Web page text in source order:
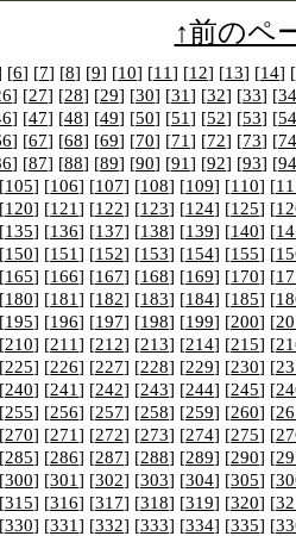
↑前のペ
[6] [7] [8] [9] [10] [11] [12] [13] [14] [
] [27] [28] [29] [30] [31] [32] [33] [34
] [47] [48] [49] [50] [51] [52] [53] [54
] [67] [68] [69] [70] [71] [72] [73] [74
] [87] [88] [89] [90] [91] [92] [93] [94
105] [106] [107] [108] [109] [110] [
120] [121] [122] [123] [124] [125] [
135] [136] [137] [138] [139] [140] [
150] [151] [152] [153] [154] [155] [
165] [166] [167] [168] [169] [170] [
180] [181] [182] [183] [184] [185] [
195] [196] [197] [198] [199] [200] [
210] [211] [212] [213] [214] [215] [
225] [226] [227] [228] [229] [230] [
240] [241] [242] [243] [244] [245] [
255] [256] [257] [258] [259] [260] [
270] [271] [272] [273] [274] [275] [
285] [286] [287] [288] [289] [290] [
300] [301] [302] [303] [304] [305] [
315] [316] [317] [318] [319] [320] [
330] [331] [332] [333] [334] [335] [